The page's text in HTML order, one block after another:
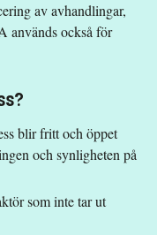
av avhandlingar,
används också för
blir fritt och öppet
och synligheten på
som inte tar ut